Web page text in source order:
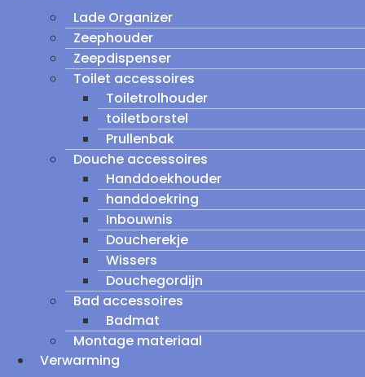
Lade Organizer
Zeephouder
Zeepdispenser
Toilet accessoires
Toiletrolhouder
toiletborstel
Prullenbak
Douche accessoires
Handdoekhouder
handdoekring
Inbouwnis
Doucherekje
Wissers
Douchegordijn
Bad accessoires
Badmat
Montage materiaal
Verwarming